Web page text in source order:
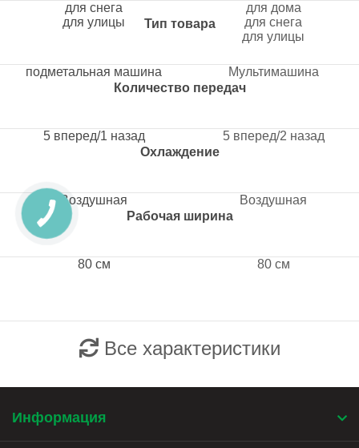
Тип товара
Количество передач
Охлаждение
Рабочая ширина
для снега
для улицы
подметальная машина
5 вперед/1 назад
Воздушная
80 см
для дома
для снега
для улицы
Мультимашина
5 вперед/2 назад
Воздушная
80 см
Все характеристики
Информация